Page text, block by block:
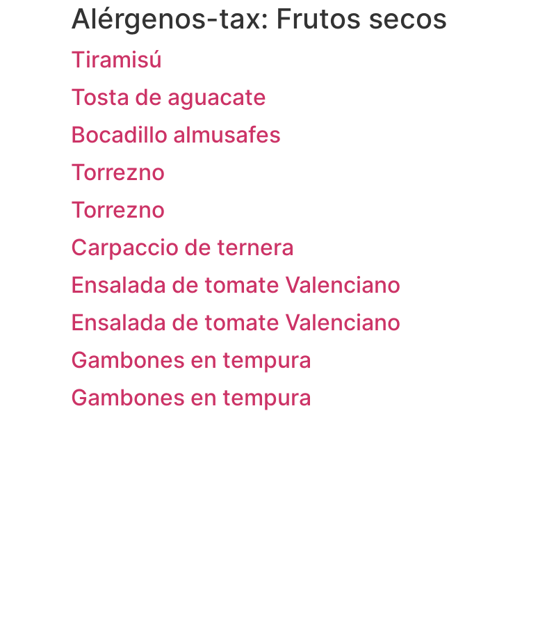
Alérgenos-tax: Frutos secos
Tiramisú
Tosta de aguacate
Bocadillo almusafes
Torrezno
Torrezno
Carpaccio de ternera
Ensalada de tomate Valenciano
Ensalada de tomate Valenciano
Gambones en tempura
Gambones en tempura